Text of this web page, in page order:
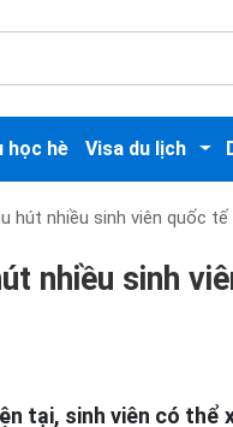
học hè Visa du lịch
hút nhiều sinh viên quốc tế
nhiều sinh
tại, sinh viên có